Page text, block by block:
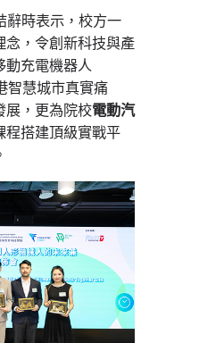
辭時表示，校方一
，令創新科技與產
動充電機器人
智慧城市真實痛
展，更為院校電動汽
程搭建頂級實戰平